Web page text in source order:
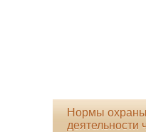
Нормы охраны
деятельности